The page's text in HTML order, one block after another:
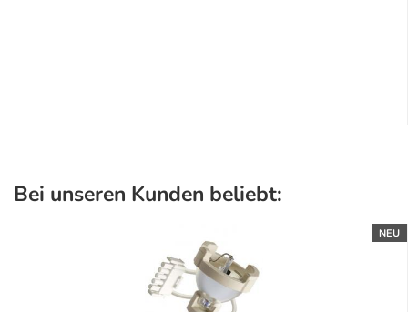
Bei unseren Kunden beliebt:
NEU